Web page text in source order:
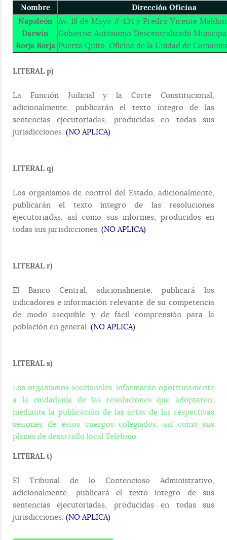
Nombre
Dirección Oficina
Napoleón
Darwin
Borja Borja
Av. 18 de Mayo # 434 y Predro Vicente
Gobierno Autónomo Descentralizado
Puerto Quito, Oficina de la Unidad de
LITERAL p)
La Función Judicial y la Corte Constitucional,
adicionalmente, publicarán el texto íntegro de las
sentencias ejecutoriadas, producidas en todas sus
jurisdicciones. (NO APLICA)
LITERAL q)
Los organismos de control del Estado, adicionalmente,
publicarán el texto íntegro de las resoluciones
ejecutoriadas, así como sus informes, producidos en
todas sus jurisdicciones. (NO APLICA)
LITERAL r)
El Banco Central, adicionalmente, publicará los
indicadores e información relevante de su competencia
de modo asequible y de fácil comprensión para la
población en general. (NO APLICA)
LITERAL s)
Los organismos seccionales, informarán oportunamente
a la ciudadanía de las resoluciones que adoptaren,
mediante la publicación de las actas de las respectivas
sesiones de estos cuerpos colegiados, así como sus
planes de desarrollo local Teléfono.
LITERAL t)
El Tribunal de lo Contencioso Administrativo,
adicionalmente, publicará el texto íntegro de sus
sentencias ejecutoriadas, producidas en todas sus
jurisdicciones. (NO APLICA)